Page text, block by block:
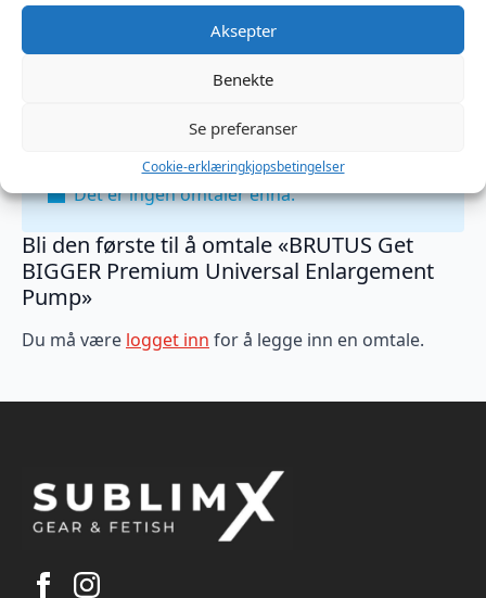
Aksepter
Benekte
Se preferanser
Cookie-erklæringkjopsbetingelser
Omtaler (0)
Det er ingen omtaler ennå.
Bli den første til å omtale «BRUTUS Get
BIGGER Premium Universal Enlargement
Pump»
Du må være logget inn for å legge inn en omtale.